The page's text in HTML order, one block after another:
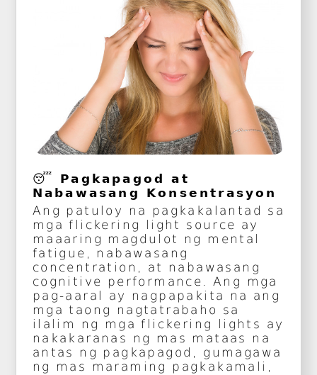
😴 Pagkapagod at
Nabawasang Konsentrasyon
Ang patuloy na pagkakalantad sa
mga flickering light source ay
maaaring magdulot ng mental
fatigue, nabawasang
concentration, at nabawasang
cognitive performance. Ang mga
pag-aaral ay nagpapakita na ang
mga taong nagtatrabaho sa
ilalim ng mga flickering lights ay
nakakaranas ng mas mataas na
antas ng pagkapagod, gumagawa
ng mas maraming pagkakamali,